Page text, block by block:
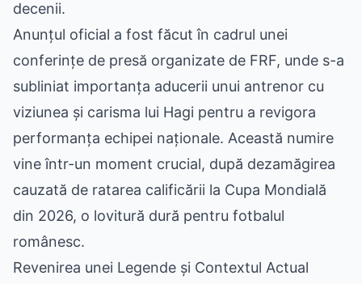
decenii.
Anunțul oficial a fost făcut în cadrul unei
conferințe de presă organizate de FRF, unde s-a
subliniat importanța aducerii unui antrenor cu
viziunea și carisma lui Hagi pentru a revigora
performanța echipei naționale. Această numire
vine într-un moment crucial, după dezamăgirea
cauzată de ratarea calificării la Cupa Mondială
din 2026, o lovitură dură pentru fotbalul
românesc.
Revenirea unei Legende și Contextul Actual